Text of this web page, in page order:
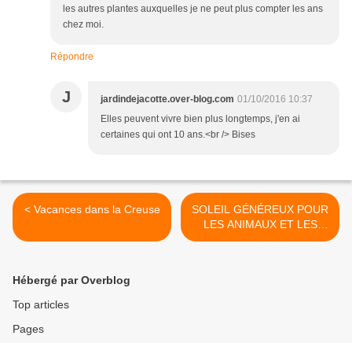
les autres plantes auxquelles je ne peut plus compter les ans
chez moi.
Répondre
J jardindejacotte.over-blog.com 01/10/2016 10:37
Elles peuvent vivre bien plus longtemps, j'en ai
certaines qui ont 10 ans.<br /> Bises
< Vacances dans la Creuse
SOLEIL GÉNÉREUX POUR
LES ANIMAUX ET LES
TOMATES >
Hébergé par Overblog
Top articles
Pages